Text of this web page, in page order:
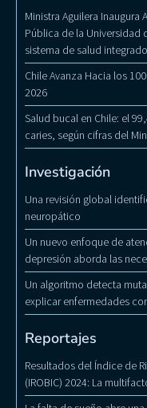
Ministra Aguilera Inaugura
Pública de la Universidad
sistema de salud
Chile Avanza Hacia los
2026
Salud bucal en Chile: el
caries, según cifras del
Investigación
Una revisión global
neuropático
Un nuevo enfoque de
depresión aborda las
Un algoritmo detecta
explicar enfermedades
Reportajes
Resultados del Índice de
(IROBIC) 2024: La